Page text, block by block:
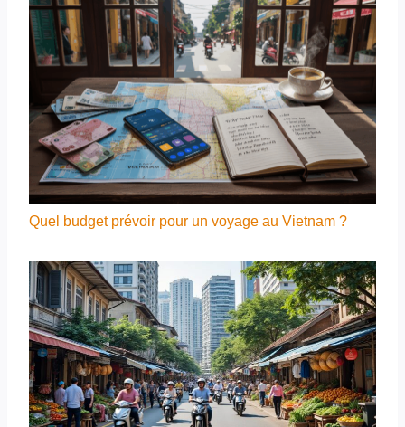
Quel budget prévoir pour un voyage au Vietnam ?